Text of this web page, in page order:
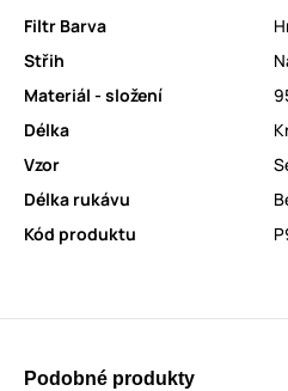
Filtr Barva
Střih
Materiál - složení
Délka
Vzor
Délka rukávu
Kód produktu
Podobné produkty